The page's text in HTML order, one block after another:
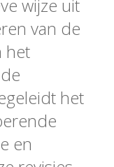
wijze uit
van de
het
het
en